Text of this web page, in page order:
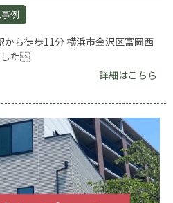
例
ら徒歩11分 横浜市金沢区富岡西
した
詳細はこちら